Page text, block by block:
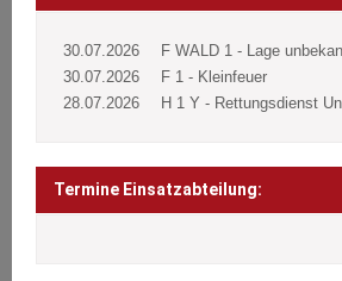
30.07.2026
F WALD 1 - Lage
30.07.2026
F 1 - Kleinfeuer
28.07.2026
H 1 Y - Rettungsdienst
Termine Einsatzabteilung: